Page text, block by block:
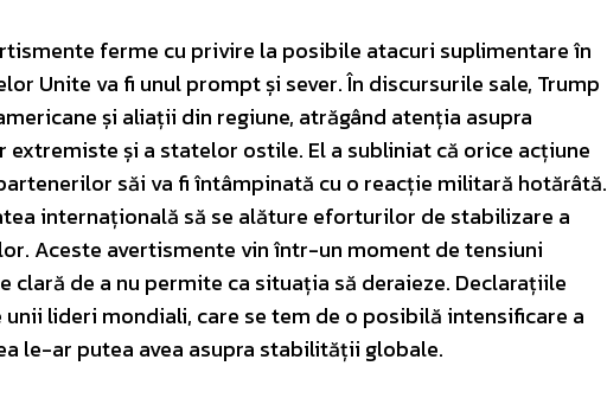
ferme cu privire la posibile atacuri suplimentare în
Unite va fi unul prompt și sever. În discursurile sale, Trump
și aliații din regiune, atrăgând atenția asupra
și a statelor ostile. El a subliniat că orice acțiune
săi va fi întâmpinată cu o reacție militară hotărâtă.
internațională să se alăture eforturilor de stabilizare a
Aceste avertismente vin într-un moment de tensiuni
de a nu permite ca situația să deraieze. Declarațiile
lideri mondiali, care se tem de o posibilă intensificare a
le-ar putea avea asupra stabilității globale.